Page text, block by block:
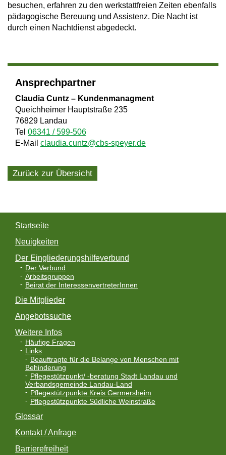
besuchen, erfahren zu den werkstattfreien Zeiten ebenfalls
pädagogische Bereuung und Assistenz. Die Nacht ist
durch einen Nachtdienst abgedeckt.
Ansprechpartner
Claudia Cuntz – Kundenmanagment
Queichheimer Hauptstraße 235
76829 Landau
Tel 06341 / 599-506
E-Mail claudia.cuntz@cbs-speyer.de
Zurück zur Übersicht
Startseite
Neuigkeiten
Der Eingliederungshilfeverbund
Der Verbund
Arbeitsgruppen
Beirat der InteressenvertreterInnen
Die Mitglieder
Angebotssuche
Weitere Infos
Häufige Fragen
Links
Beauftragte für die Belange von Menschen mit
Behinderung
Pflegestützpunkt/ -beratung Stadt Landau und
Verbandsgemeinde Landau-Land
Pflegestützpunkte Kreis Germersheim
Pflegestützpunkte Südliche Weinstraße
Glossar
Kontakt / Anfrage
Barrierefreiheit